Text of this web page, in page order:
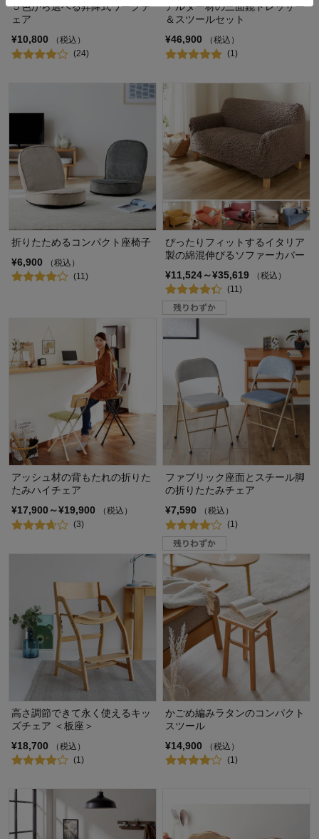
５色から選べる昇降式ワークチ
ェア
¥10,800
（税込）
(24)
アルダー材の三面鏡ドレッサー
＆スツールセット
¥46,900
（税込）
(1)
折りたためるコンパクト座椅子
¥6,900
（税込）
(11)
ぴったりフィットするイタリア
製の綿混伸びるソファーカバー
¥11,524～¥35,619
（税込）
(11)
アッシュ材の背もたれの折りた
たみハイチェア
¥17,900～¥19,900
（税込）
(3)
ファブリック座面とスチール脚
の折りたたみチェア
¥7,590
（税込）
(1)
高さ調節できて永く使えるキッ
ズチェア ＜板座＞
¥18,700
（税込）
(1)
かごめ編みラタンのコンパクト
スツール
¥14,900
（税込）
(1)